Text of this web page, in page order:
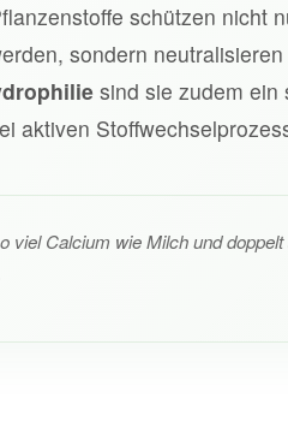
schützen nicht
sondern
sind sie zudem ein
aktiven
viel Calcium wie Milch und